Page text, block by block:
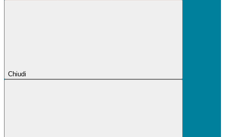
Chiudi